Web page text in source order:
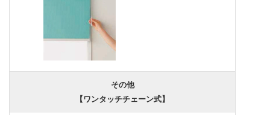
その他
【ワンタッチチェーン式】